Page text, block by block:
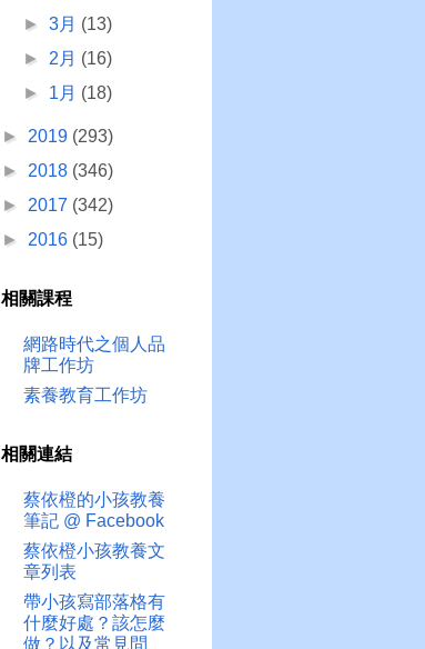
►3月 (13)
► 2月 (16)
► 1月 (18)
► 2019 (293)
► 2018 (346)
► 2017 (342)
► 2016 (15)
相關課程
網路時代之個人品
牌工作坊
素養教育工作坊
相關連結
蔡依橙的小孩教養
筆記 @ Facebook
蔡依橙小孩教養文
章列表
帶小孩寫部落格有
什麼好處？該怎麼
做？以及常見問